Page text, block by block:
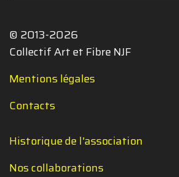
© 2013-2026
Collectif Art et Fibre NJF
Mentions légales
Contacts
Historique de l'association
Nos collaborations